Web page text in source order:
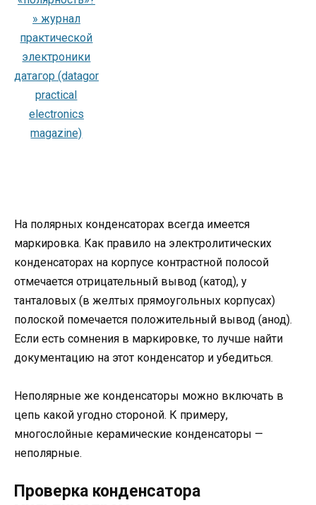
На полярных конденсаторах всегда имеется
маркировка. Как правило на электролитических
конденсаторах на корпусе контрастной полосой
отмечается отрицательный вывод (катод), у
танталовых (в желтых прямоугольных корпусах)
полоской помечается положительный вывод (анод).
Если есть сомнения в маркировке, то лучше найти
документацию на этот конденсатор и убедиться.
Неполярные же конденсаторы можно включать в
цепь какой угодно стороной. К примеру,
многослойные керамические конденсаторы —
неполярные.
Проверка конденсатора